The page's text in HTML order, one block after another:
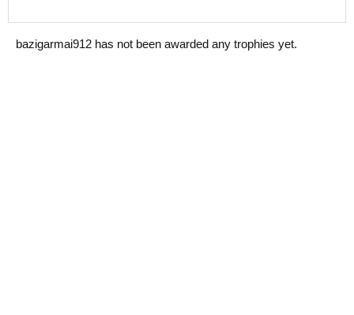
bazigarmai912 has not been awarded any trophies yet.